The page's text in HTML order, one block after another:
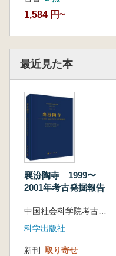
1,584 円~
最近見た本
襄汾陶寺 1999〜
2001年考古発掘報告
科学出版社
新刊 取り寄せ